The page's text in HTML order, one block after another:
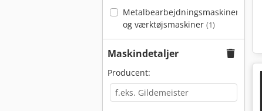
Metalbearbejdningsmaskiner
og værktøjsmaskiner (1)
Maskindetaljer
Producent: